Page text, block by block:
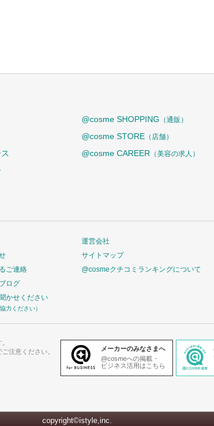
@cosme SHOPPING （通販）
@cosme STORE （店舗）
@cosme CAREER （美容の求人）
ご連絡
ログ
かせください
力ください）
運営会社
サイトマップ
@cosmeクチコミランキングについて
注意ください。
メーカーのみなさまへ
@cosmeへの掲載・
ビジネス活用はこちら
copyright©istyle,inc.